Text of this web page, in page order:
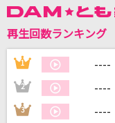
再生回数ランキング
1 ----
2 ----
3 ----